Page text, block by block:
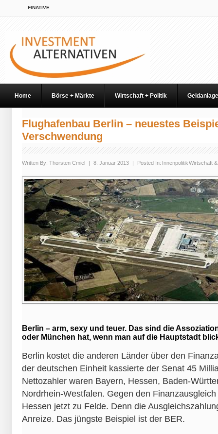
FINATIVE
Home Börse + Märkte Wirtschaft + Politik Geldanlage
Flughafenbau Berlin – neuestes
Verschwendung
Written By: Thorsten Cmiel | 8. Januar 2013 | Posted In: InnenpolitikWirtschaft
Berlin – arm, sexy und teuer. Das sind die
oder München hat, wenn man auf die Hauptstadt
Berlin kostet die anderen Länder über den
der deutschen Einheit kassierte der Senat 45
Nettozahler waren Bayern, Hessen, Baden-
Nordrhein-Westfalen. Gegen den
Hessen jetzt zu Felde. Denn die
Anreize. Das jüngste Beispiel ist der BER.